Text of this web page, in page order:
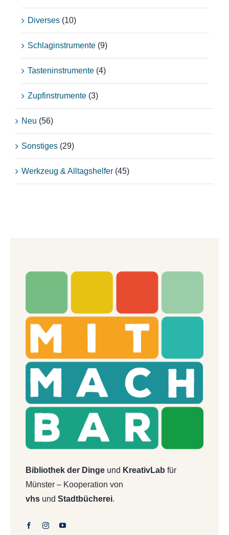
Diverses (10)
Schlaginstrumente (9)
Tasteninstrumente (4)
Zupfinstrumente (3)
Neu (56)
Sonstiges (29)
Werkzeug & Alltagshelfer (45)
Bibliothek der Dingeund KreativLab für
Münster – Kooperation von
vhsund Stadtbücherei.